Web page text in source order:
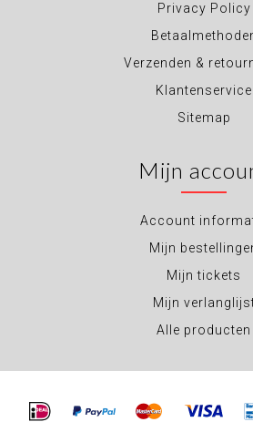
Privacy Policy
Verzenden &
Klantenservice
Sitemap
Mijn
Account
Mijn
Mijn tickets
Mijn
Alle producten